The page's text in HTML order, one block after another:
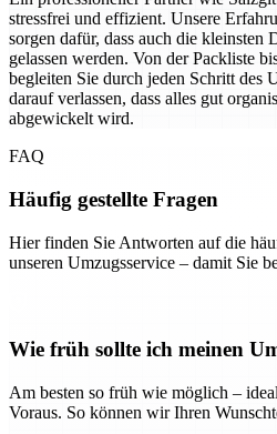
stressfrei und effizient. Unsere
sorgen dafür, dass auch die kleinsten
gelassen werden. Von der Packliste
begleiten Sie durch jeden Schritt des
darauf verlassen, dass alles gut
abgewickelt wird.
FAQ
Häufig gestellte Fragen
Hier finden Sie Antworten auf die
unseren Umzugsservice – damit Sie
Wie früh sollte ich meinen
Am besten so früh wie möglich –
Voraus. So können wir Ihren